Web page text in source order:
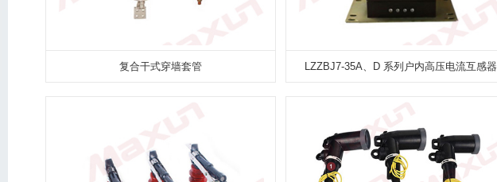
复合干式穿墙套管 LZZBJ7-35A、D 系列户内高压电流互感器